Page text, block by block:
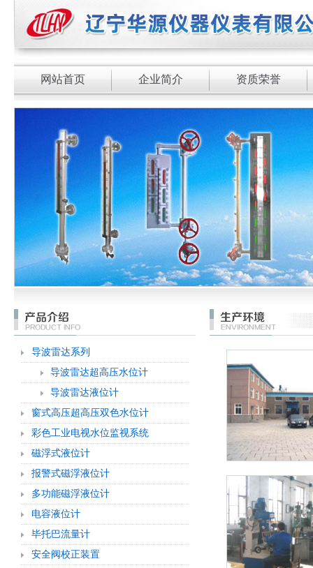
网站首页 企业简介 资质荣誉
导波雷达系列
导波雷达超高压水位计
导波雷达液位计
窗式高压超高压双色水位计
彩色工业电视水位监视系统
磁浮式液位计
报警式磁浮液位计
多功能磁浮液位计
电容液位计
毕托巴流量计
安全阀校正装置